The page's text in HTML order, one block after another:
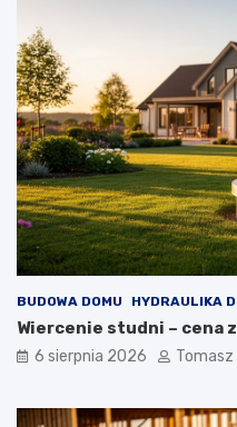
BUDOWA DOMU HYDRAULIKA
Wiercenie studni – cena
6 sierpnia 2026